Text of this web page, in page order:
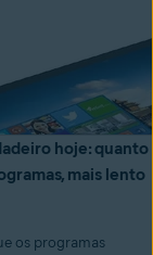
hoje: quanto
mais lento
os programas